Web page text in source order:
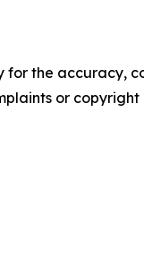
for the accuracy,
or copyright